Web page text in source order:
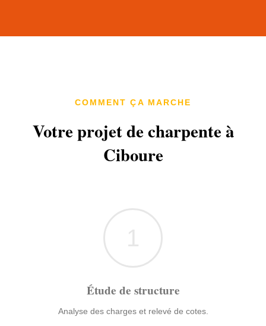
COMMENT ÇA MARCHE
Votre projet de charpente à
Ciboure
1
Étude de structure
Analyse des charges et relevé de cotes.